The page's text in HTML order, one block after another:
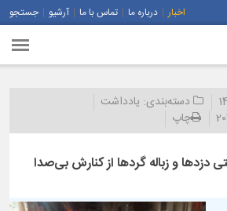
اخبار درباره ما تماس با ما آرشیو جستجو
دسته‌بندی: یادداشت
چاپ
دزدها و زباله گردها از کنارش بی‌صدا